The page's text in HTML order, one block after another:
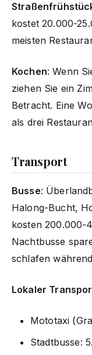
kostet 20.000-
meisten
Kochen: Wenn
ziehen Sie ein
Betracht. Eine
als drei
Transport
Busse:
Halong-Bucht,
kosten 200.000-
Nachtbusse
schlafen
Lokaler
Mototaxi
Stadtbusse: